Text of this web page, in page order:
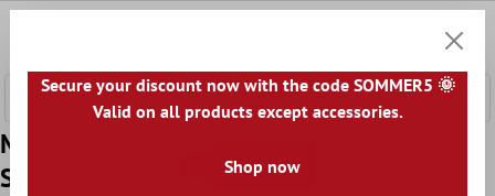
Muster von Glas Metall Mosaik Xiamen
Selbstklebend
Secure your discount now with the code SOMMER5 🌞
Valid on all products except accessories.
Shop now